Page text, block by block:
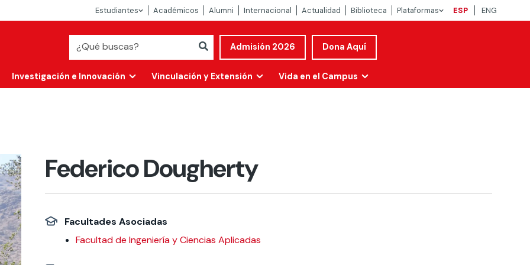
Estudiantes Académicos Alumni Internacional Actualidad Biblioteca Plataformas ESP ENG
Admisión 2026 Dona Aquí
Investigación e Innovación Vinculación y Extensión Vida en el Campus
Federico Dougherty
Facultades Asociadas
Facultad de Ingeniería y Ciencias Aplicadas